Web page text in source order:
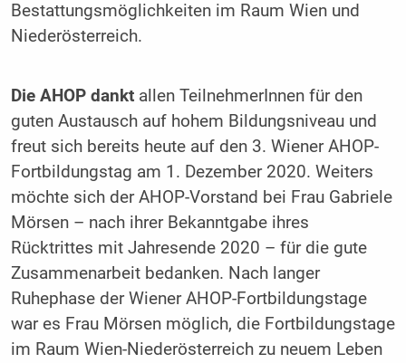
Bestattungsmöglichkeiten im Raum Wien und
Niederösterreich.
Die AHOP danktallen TeilnehmerInnen für den
guten Austausch auf hohem Bildungsniveau und
freut sich bereits heute auf den 3. Wiener AHOP-
Fortbildungstag am 1. Dezember 2020. Weiters
möchte sich der AHOP-Vorstand bei Frau Gabriele
Mörsen – nach ihrer Bekanntgabe ihres
Rücktrittes mit Jahresende 2020 – für die gute
Zusammenarbeit bedanken. Nach langer
Ruhephase der Wiener AHOP-Fortbildungstage
war es Frau Mörsen möglich, die Fortbildungstage
im Raum Wien-Niederösterreich zu neuem Leben